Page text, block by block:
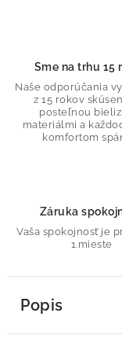
Sme na trhu 15
Naše odporúčania
z 15 rokov
posteľnou
materiálmi a
komfortom
Záruka
Vaša spokojnosť je
1.mieste
Popis